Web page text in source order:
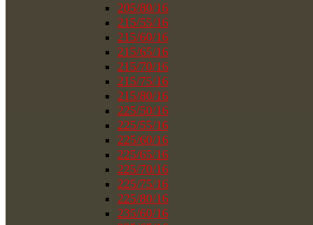
205/80/16
215/55/16
215/60/16
215/65/16
215/70/16
215/75/16
215/80/16
225/50/16
225/55/16
225/60/16
225/65/16
225/70/16
225/75/16
225/80/16
235/60/16